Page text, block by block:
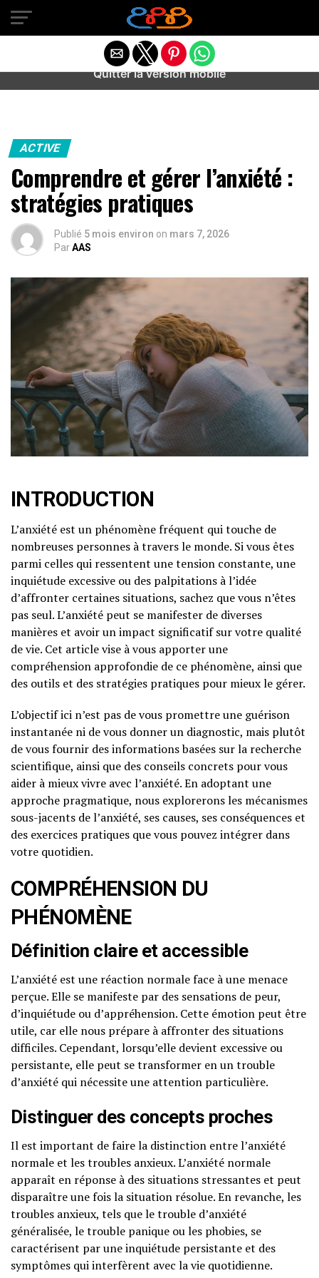
Warning
: preg_match(): Unknown modifier '/' in
/home/u589487443/domains/aideanxietestress.fr/
content/plugins/idev-post-views/includes/class-bots.php
ACTIVE
Comprendre et gérer l’anxiété :
stratégies pratiques
Publié 5 mois environ on mars 7, 2026
ParAAS
INTRODUCTION
L’anxiété est un phénomène fréquent qui touche de
nombreuses personnes à travers le monde. Si vous êtes
parmi celles qui ressentent une tension constante, une
inquiétude excessive ou des palpitations à l’idée
d’affronter certaines situations, sachez que vous n’êtes
pas seul. L’anxiété peut se manifester de diverses
manières et avoir un impact significatif sur votre qualité
de vie. Cet article vise à vous apporter une
compréhension approfondie de ce phénomène, ainsi que
des outils et des stratégies pratiques pour mieux le gérer.
L’objectif ici n’est pas de vous promettre une guérison
instantanée ni de vous donner un diagnostic, mais plutôt
de vous fournir des informations basées sur la recherche
scientifique, ainsi que des conseils concrets pour vous
aider à mieux vivre avec l’anxiété. En adoptant une
approche pragmatique, nous explorerons les mécanismes
sous-jacents de l’anxiété, ses causes, ses conséquences et
des exercices pratiques que vous pouvez intégrer dans
votre quotidien.
COMPRÉHENSION DU
PHÉNOMÈNE
Définition claire et accessible
L’anxiété est une réaction normale face à une menace
perçue. Elle se manifeste par des sensations de peur,
d’inquiétude ou d’appréhension. Cette émotion peut être
utile, car elle nous prépare à affronter des situations
difficiles. Cependant, lorsqu’elle devient excessive ou
persistante, elle peut se transformer en un trouble
d’anxiété qui nécessite une attention particulière.
Distinguer des concepts proches
Il est important de faire la distinction entre l’anxiété
normale et les troubles anxieux. L’anxiété normale
apparaît en réponse à des situations stressantes et peut
disparaître une fois la situation résolue. En revanche, les
troubles anxieux, tels que le trouble d’anxiété
généralisée, le trouble panique ou les phobies, se
caractérisent par une inquiétude persistante et des
symptômes qui interfèrent avec la vie quotidienne.
Quitter la version mobile